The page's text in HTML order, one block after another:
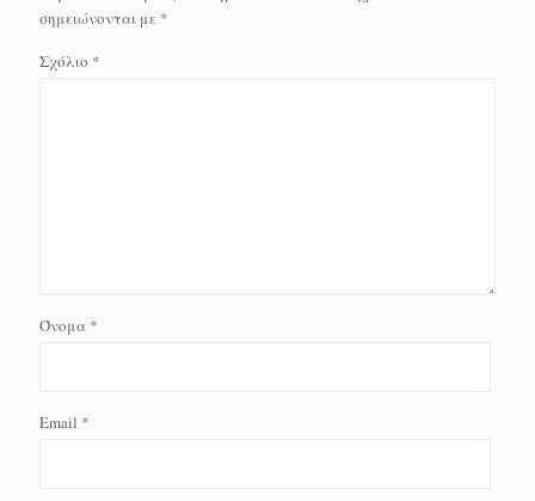
σημειώνονται με *
Σχόλιο *
Όνομα *
Email *